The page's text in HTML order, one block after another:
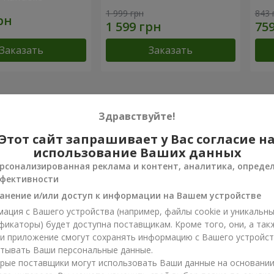
Заказать
1 999 грн
Заказать
843
«Выбор страны»
2026 год
о товаре
этот товар?
свой отзыв о товаре. Это поможет другим клиентам сделать
Здравствуйте!
Этот сайт запрашивает у Вас согласие на
использование Ваших данных
реклама и контент, аналитика,
и/или доступ к информации на Вашем устройстве
с Вашего устройства (например, файлы cookie и
будет доступна поставщикам. Кроме того, они, а
приложение смогут сохранять информацию с Вашего
Ваши персональные данные.
поставщики могут использовать Ваши данные на основании